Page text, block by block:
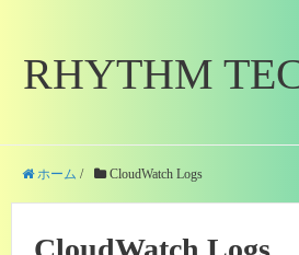
RHYTHM
ホーム / CloudWatch Logs